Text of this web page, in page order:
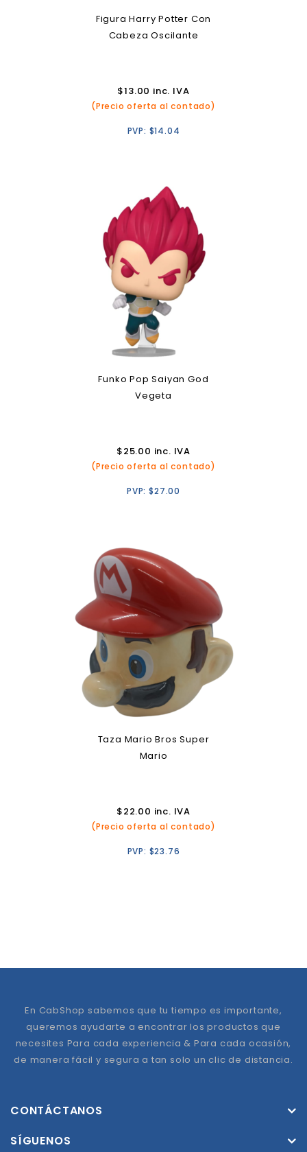
Figura Harry Potter Con
Cabeza Oscilante
$13.00 inc. IVA
(Precio oferta al contado)
PVP: $14.04
Funko Pop Saiyan God
Vegeta
$25.00 inc. IVA
(Precio oferta al contado)
PVP:$27.00
Taza Mario Bros Super
Mario
$22.00 inc. IVA
(Precio oferta al contado)
PVP: $23.76
En CabShop sabemos que tu tiempo es importante,
queremos ayudarte a encontrar los productos que
necesites Para cada experiencia & Para cada ocasión,
de manera fácil y segura a tan solo un clic de distancia.
CONTÁCTANOS
SÍGUENOS